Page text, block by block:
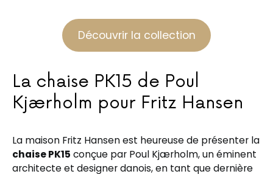
Découvrir la collection
La chaise PK15 de Poul
Kjærholm pour Fritz Hansen
La maison Fritz Hansen est heureuse de présenter la
chaise PK15 conçue par Poul Kjærholm, un éminent
architecte et designer danois, en tant que dernière